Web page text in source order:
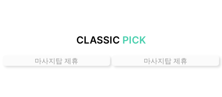
곳
CLASSIC PICK
마사지탑 제휴 마사지탑 제휴